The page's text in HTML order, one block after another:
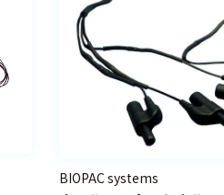
BIOPAC systems